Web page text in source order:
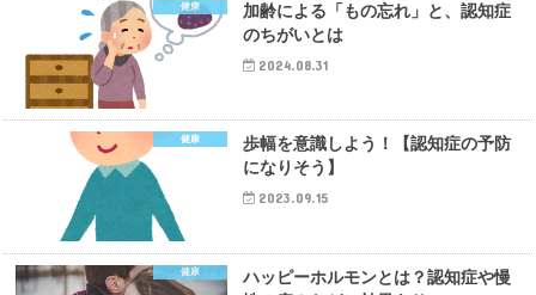
健康
加齢による「もの忘れ」と、認知症
のちがいとは
2024.08.31
健康
歩幅を意識しよう！【認知症の予防
になりそう】
2023.09.15
健康
ハッピーホルモンとは？認知症や慢